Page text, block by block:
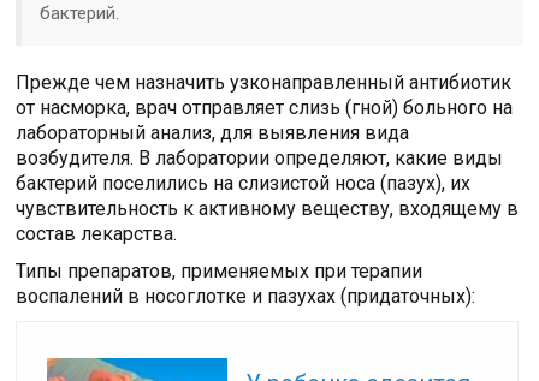
бактерий.
Прежде чем назначить узконаправленный антибиотик
от насморка, врач отправляет слизь (гной) больного на
лабораторный анализ, для выявления вида
возбудителя. В лаборатории определяют, какие виды
бактерий поселились на слизистой носа (пазух), их
чувствительность к активному веществу, входящему в
состав лекарства.
Типы препаратов, применяемых при терапии
воспалений в носоглотке и пазухах (придаточных):